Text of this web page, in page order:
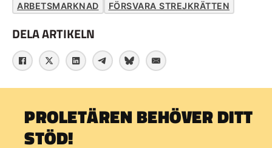
ARBETSMARKNAD FÖRSVARA STREJKRÄTTEN
DELA ARTIKELN
PROLETÄREN BEHÖVER DITT
STÖD!